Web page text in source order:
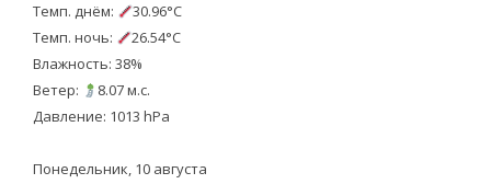
Темп. днём:
30.96°C
Темп. ночь:
26.54°C
Влажность: 38%
Ветер:
8.07 м.с.
Давление: 1013 hPa
Понедельник, 10 августа